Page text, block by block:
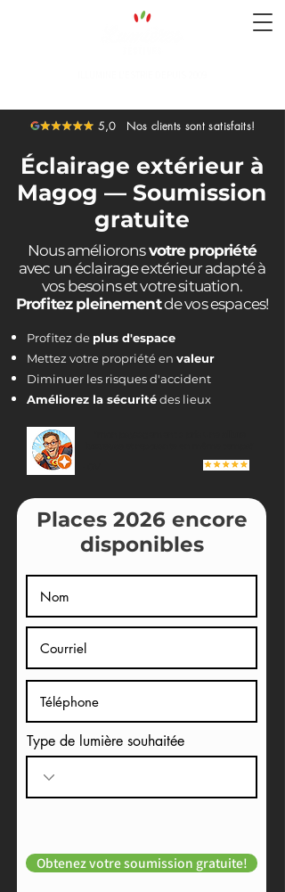
5,0 Nos clients sont satisfaits!
Éclairage extérieur à
Magog — Soumission
gratuite
Nous amélioronsvotre propriété
avec un éclairage extérieur adapté à
vos besoins et votre situation.
Profitez pleinementde vos espaces!
Profitez de plus d'espace
Mettez votre propriété en valeur
Diminuer les risques d'accident
Améliorez la sécuritédes lieux
Places 2026 encore
disponibles
Type de lumière souhaitée
Obtenez votre soumission gratuite!